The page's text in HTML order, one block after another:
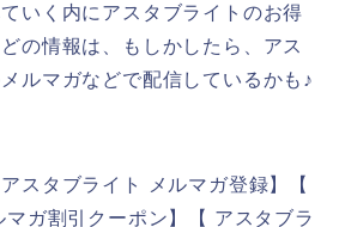
いく内にアスタブライトのお得
の情報は、もしかしたら、アス
ルマガなどで配信しているかも♪
スタブライト メルマガ登録】【
ガ割引クーポン】【 アスタブラ